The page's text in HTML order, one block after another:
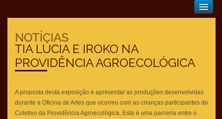
NOTÍCIAS
TIA LÚCIA E IROKO NA
PROVIDÊNCIA AGROECOLÓGICA
A proposta desta exposição é apresentar as produções desenvolvidas
durante a Oficina de Artes que ocorreu com as crianças participantes do
Coletivo da Providência Agroecológica. Esta é uma parceria entre o